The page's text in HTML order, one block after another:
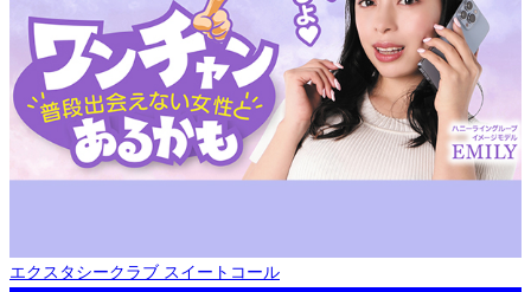
エクスタシークラブ スイートコール